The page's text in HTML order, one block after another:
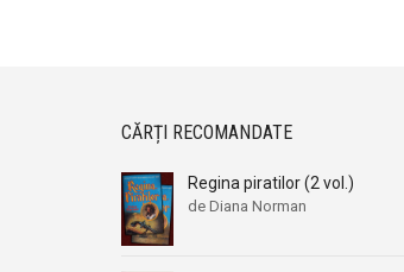
CĂRȚI RECOMANDATE
Regina piratilor (2 vol.)
de Diana Norman